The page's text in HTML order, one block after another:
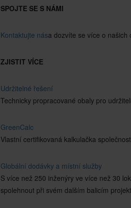
SPOJTE SE S NÁMI
Kontaktujte nása dozvíte se více o našich
ZJISTIT VÍCE
Udržitelné řešení
Technicky propracované obaly pro
GreenCalc
Vlastní certifikovaná kalkulačka
Globální dodávky a místní služby
S více než 250 inženýry ve více než 30
spolehnout při svém dalším balicím